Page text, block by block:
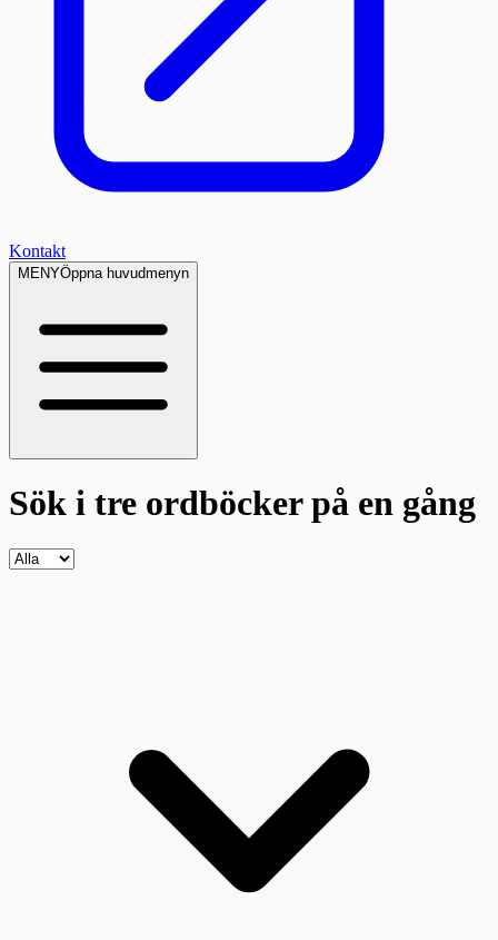
Kontakt
MENYÖppna huvudmenyn
Sök i tre ordböckerpå en gång